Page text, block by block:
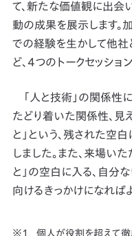
て、新たな価値観に出会
動の成果を展示します。
での経験を生かして他社
ど、4つのトークセッショ
「人と技術」の関係性
たどり着いた関係性、
と」という、残された空
しました。また、来場
と」の空白に入る、自分
向けるきっかけになれば
個人が役割を超えて